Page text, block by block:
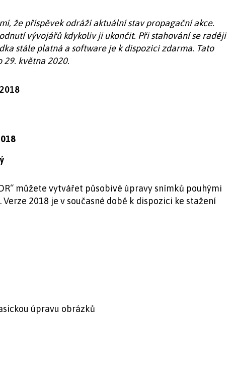
že příspěvek odráží aktuální stav propagační akce.
vývojářů kdykoliv ji ukončit. Při stahování se raději
stále platná a software je k dispozici zdarma. Tato
května 2020.
můžete vytvářet působivé úpravy snímků pouhými
2018 je v současné době k dispozici ke stažení
úpravu obrázků